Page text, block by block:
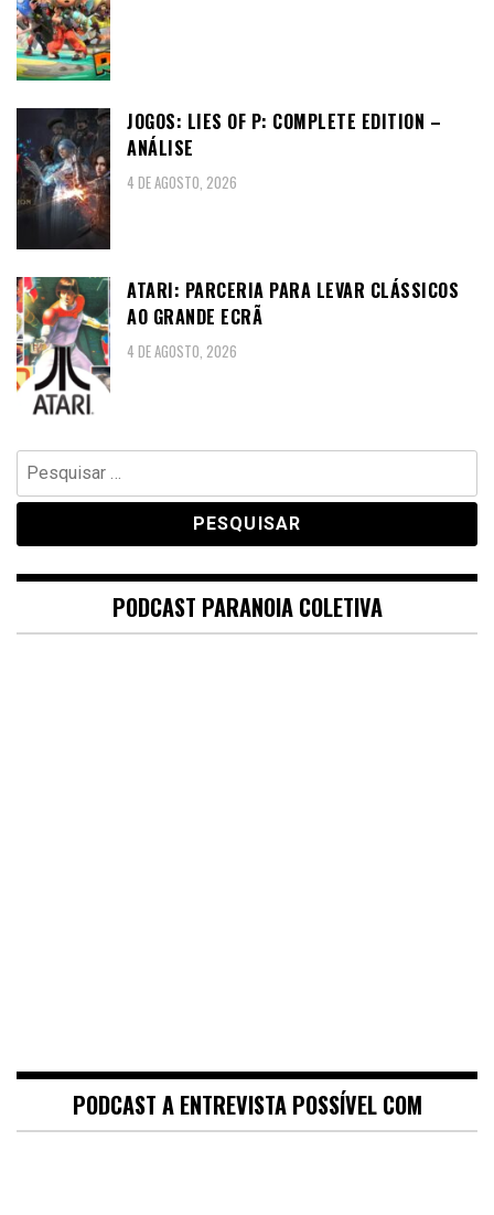
JOGOS: LIES OF P: COMPLETE EDITION –
ANÁLISE
4 DE AGOSTO, 2026
ATARI: PARCERIA PARA LEVAR CLÁSSICOS
AO GRANDE ECRÃ
4 DE AGOSTO, 2026
Pesquisar
por:
PODCAST PARANOIA COLETIVA
PODCAST A ENTREVISTA POSSÍVEL COM